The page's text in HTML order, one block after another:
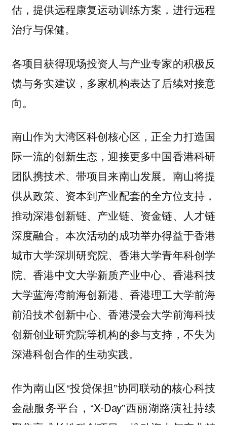
估，提供远程康复运动训练方案，进行远程
治疗与保健。
各项目获得现场投资人与产业专家的积极反
馈与务实建议，多家机构表达了后续对接意
向。
南山作为大湾区科创核心区，正全力打造国
际一流的创新生态，迎接更多中国香港科研
团队携技术、带项目来南山发展。南山将提
供从政策、资本到产业配套的全方位支持，
推动深港创新链、产业链、资金链、人才链
深度融合。本次活动的成功举办得益于香港
城市大学深圳研究院、香港大学青年科创学
院、香港中文大学新质产业中心、香港科技
大学蓝海湾前海创新港、香港理工大学前海
前沿技术创新中心、香港浸会大学前海科技
创新创业研究院等机构的参与支持，不失为
深港科创合作的生动实践。
作为南山区“投贷保担”协同联动的核心科技
金融服务平台，“X-Day”西丽湖路演社持续